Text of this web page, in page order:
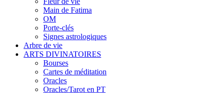
Main de Fatima
OM
Porte-clés
Signes astrologiques
Arbre de vie
ARTS DIVINATOIRES
Bourses
Cartes de méditation
Oracles
Oracles/Tarot en PT